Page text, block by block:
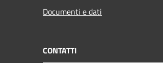
Documenti e dati
CONTATTI